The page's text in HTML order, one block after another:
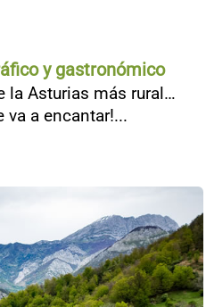
y gastronómico
la Asturias más rural…
va a encantar!...